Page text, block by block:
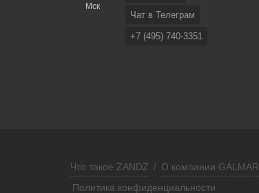
Мск
Чат в Телеграм
+7 (495) 740-3351
Что такое ZANDZ / О компании GALMAR
Политика конфиденциальности